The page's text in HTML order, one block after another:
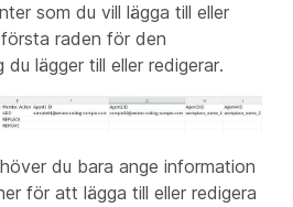
som du vill lägga till eller
raden för den
du lägger till eller redigerar.
du bara ange information
för att lägga till eller redigera